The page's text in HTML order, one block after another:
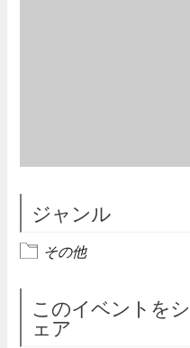
ジャンル
その他
このイベントをシ
ェア